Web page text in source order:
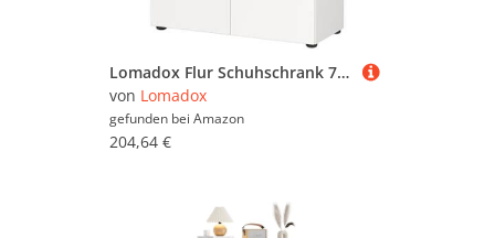
Lomadox Flur Schuhschrank 74 cm breit weiß mit Eiche 2-türig grifflos für 12 Paar Schuhe Diele Flurmöbel Schuhkommode
von Lomadox
gefunden bei Amazon
204,64 €